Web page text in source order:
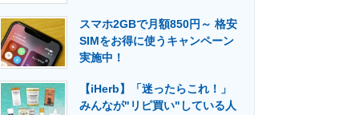
メディア 建設×テクノロジーの最前線
スマホ2GBで月額850円～ 格安
SIMをお得に使うキャンペーン
実施中！
【iHerb】「迷ったらこれ！」
みんなが"リピ買い"している人